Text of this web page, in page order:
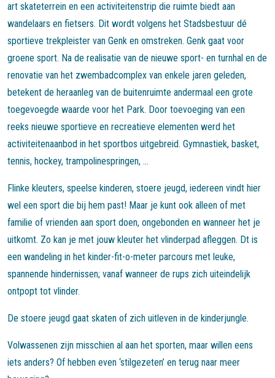
art skateterrein en een activiteitenstrip die ruimte biedt aan
wandelaars en fietsers. Dit wordt volgens het Stadsbestuur dé
sportieve trekpleister van Genk en omstreken. Genk gaat voor
groene sport. Na de realisatie van de nieuwe sport- en turnhal en de
renovatie van het zwembadcomplex van enkele jaren geleden,
betekent de heraanleg van de buitenruimte andermaal een grote
toegevoegde waarde voor het Park. Door toevoeging van een
reeks nieuwe sportieve en recreatieve elementen werd het
activiteitenaanbod in het sportbos uitgebreid. Gymnastiek, basket,
tennis, hockey, trampolinespringen, ...
Flinke kleuters, speelse kinderen, stoere jeugd, iedereen vindt hier
wel een sport die bij hem past! Maar je kunt ook alleen of met
familie of vrienden aan sport doen, ongebonden en wanneer het je
uitkomt. Zo kan je met jouw kleuter het vlinderpad afleggen. Dt is
een wandeling in het kinder-fit-o-meter parcours met leuke,
spannende hindernissen; vanaf wanneer de rups zich uiteindelijk
ontpopt tot vlinder.
De stoere jeugd gaat skaten of zich uitleven in de kinderjungle.
Volwassenen zijn misschien al aan het sporten, maar willen eens
iets anders? Of hebben even ‘stilgezeten’ en terug naar meer